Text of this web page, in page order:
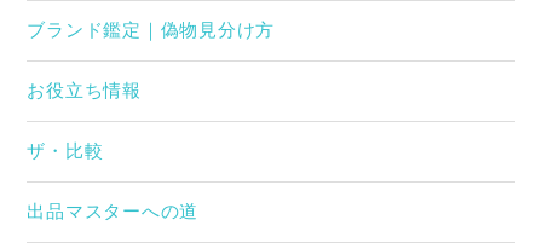
ブランド鑑定｜偽物見分け方
お役立ち情報
ザ・比較
出品マスターへの道